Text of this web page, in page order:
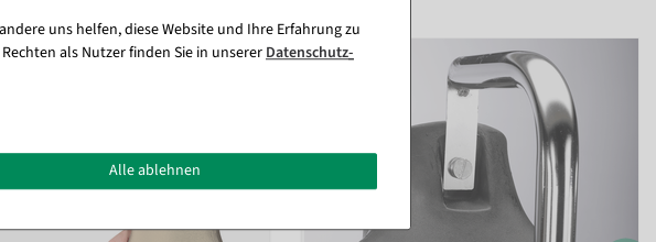
uns helfen, diese Website und Ihre Erfahrung zu
als Nutzer finden Sie in unsererDaten­schutz­
Alle ablehnen